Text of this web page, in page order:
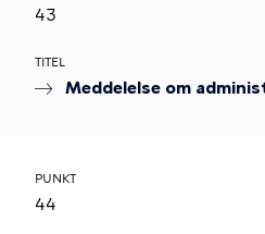
43
TITEL
Meddelelse om
PUNKT
44